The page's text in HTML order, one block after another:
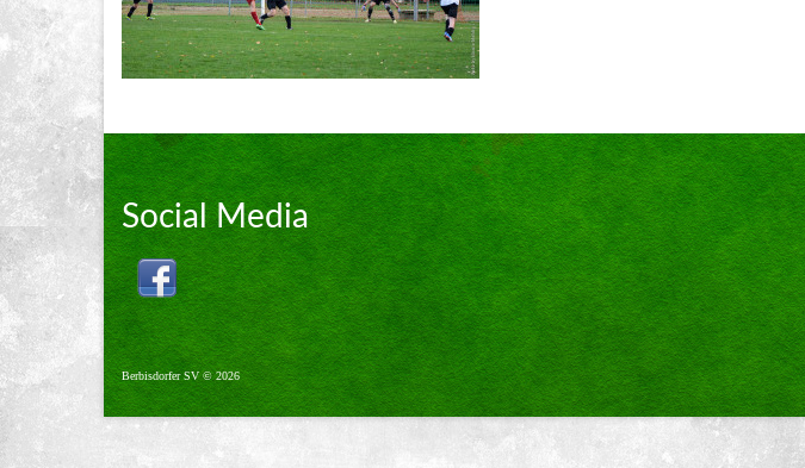
Social Media
Berbisdorfer SV © 2026